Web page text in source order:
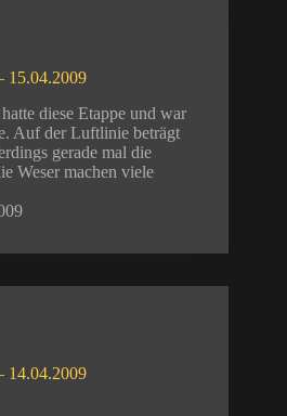
15.04.2009
diese Etappe und war
Auf der Luftlinie beträgt
gerade mal die
Weser machen viele
14.04.2009